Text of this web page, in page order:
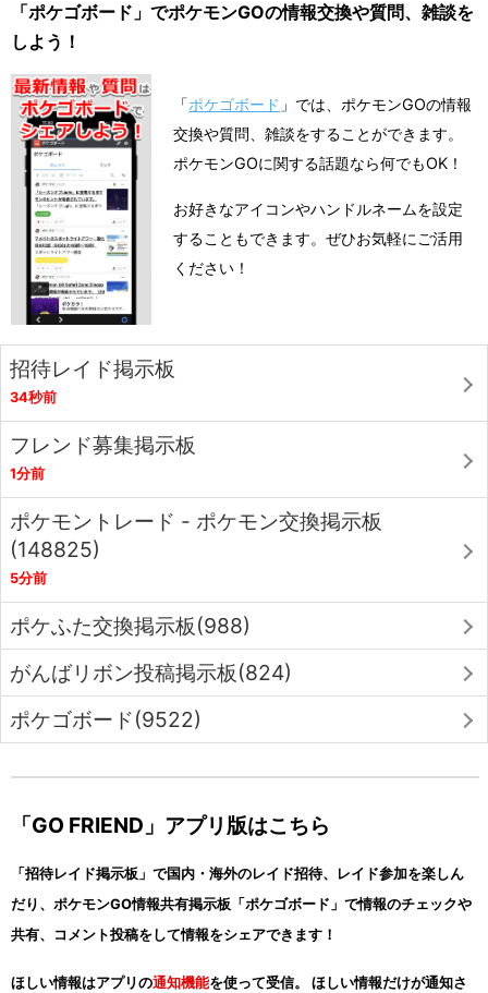
「ポケゴボード」でポケモンGOの情報交換や質問、雑談を
しよう！
「ポケゴボード 」では、ポケモンGOの情報
交換や質問、雑談をすることができます。
ポケモンGOに関する話題なら何でもOK！
お好きなアイコンやハンドルネームを設定
することもできます。ぜひお気軽にご活用
ください！
招待レイド掲示板
34秒前
フレンド募集掲示板
1分前
ポケモントレード - ポケモン交換掲示板
(148825)
5分前
ポケふた交換掲示板(988)
がんばリボン投稿掲示板(824)
ポケゴボード(9522)
「GO FRIEND」アプリ版はこちら
「招待レイド掲示板」で国内・海外のレイド招待、レイド参加を楽しん
だり、ポケモンGO情報共有掲示板「ポケゴボード」で情報のチェックや
共有、コメント投稿をして情報をシェアできます！
ほしい情報はアプリの通知機能を使って受信。 ほしい情報だけが通知さ